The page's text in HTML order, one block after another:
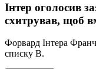
Інтер оголосив
схитрував, щоб
Форвард Інтера
списку В.